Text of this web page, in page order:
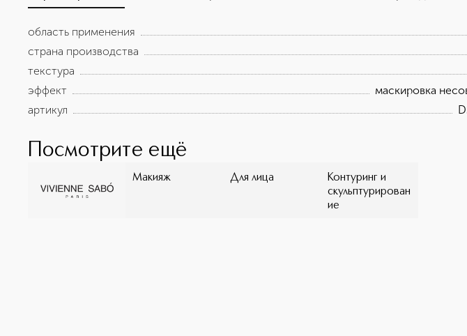
который заставит окружающих затаить дыхание при взгляде на тебя.
область применения
страна производства
текстура
эффект
маскировка
артикул
Посмотрите ещё
Макияж Для лица
Контуринг и
скульптурирован
ие